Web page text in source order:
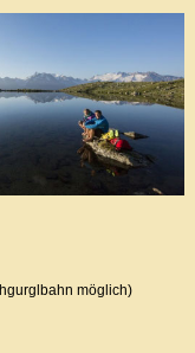
möglich)